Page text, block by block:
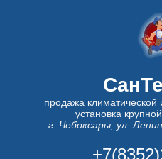
продажа климатической
установка
г. Чебоксары, ул.